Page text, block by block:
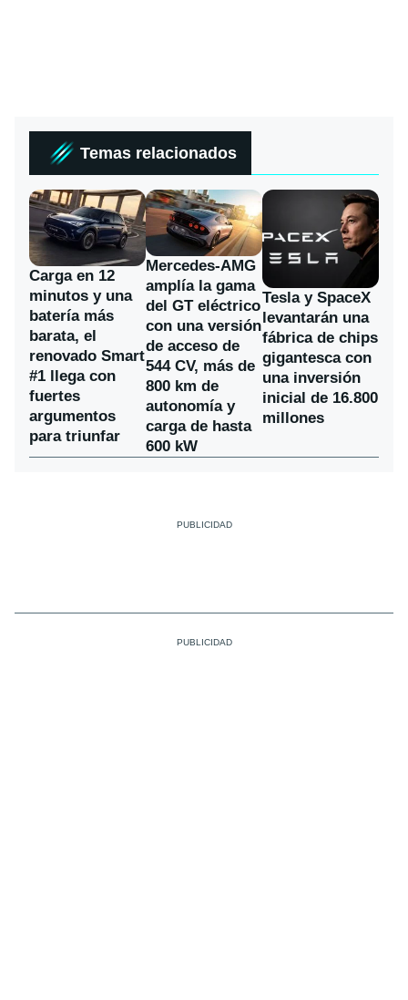
Temas relacionados
Carga en 12
minutos y una
batería más
barata, el
renovado Smart
#1 llega con
fuertes
argumentos
para triunfar
Mercedes-AMG
amplía la gama
del GT eléctrico
con una versión
de acceso de
544 CV, más de
800 km de
autonomía y
carga de hasta
600 kW
Tesla y SpaceX
levantarán una
fábrica de chips
gigantesca con
una inversión
inicial de 16.800
millones